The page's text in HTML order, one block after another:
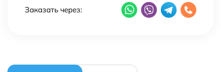
Заказать через: